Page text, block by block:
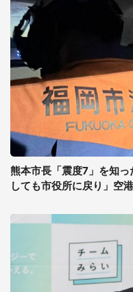
熊本市長「震度7」を知
しても市役所に戻り」空